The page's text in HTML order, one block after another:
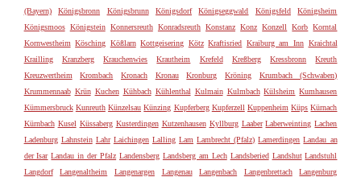
(Bayern)
Königsbronn Königsbrunn Königsdorf Königseggwald Königsfeld
Königsheim
Königsmoos Königstein Konnersreuth Konradsreuth Konstanz Konz Konzell Korb Korntal
Kornwestheim Kösching Kößlarn Kottgeisering Kötz Kraftisried Kraiburg am Inn Kraichtal
Krailling
Kranzberg Krauchenwies Krautheim Krefeld Kreßberg Kressbronn
Kreuth
Kreuzwertheim
Krombach Kronach Kronau Kronburg Kröning
Krumbach (Schwaben)
Krummennaab Krün Kuchen Kühbach Kühlenthal Kulmain Kulmbach Külsheim Kumhausen
Kümmersbruck Kunreuth Künzelsau Künzing Kupferberg Kupferzell Kuppenheim Küps Kürnach
Kürnbach Kusel Küssaberg Kusterdingen Kutzenhausen Kyllburg Laaber Laberweinting Lachen
Ladenburg Lahnstein Lahr Laichingen Lalling Lam Lambrecht (Pfalz) Lamerdingen Landau an
der Isar Landau in der Pfalz Landensberg Landsberg am Lech Landsberied Landshut Landstuhl
Langdorf
Langenaltheim Langenargen Langenau Langenbach Langenbrettach
Langenburg